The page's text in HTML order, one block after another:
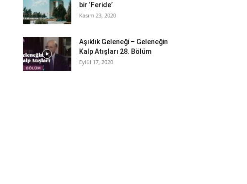
bir ‘Feride’
Kasım 23, 2020
Aşıklık Geleneği – Geleneğin
Kalp Atışları 28. Bölüm
Eylül 17, 2020